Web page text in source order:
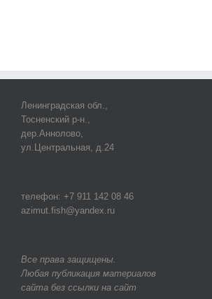
Ленинградская обл.,
Тосненский р-н.,
дер.Аннолово,
ул.Центральная, д.24
телефон: +7 911 142 08 46
azimut.fish@yandex.ru
Все права защищены.
Любая публикация материалов
сайта без ссылки на сайт